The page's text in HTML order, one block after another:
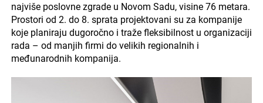
najviše poslovne zgrade u Novom Sadu, visine 76 metara.
Prostori od 2. do 8. sprata projektovani su za kompanije
koje planiraju dugoročno i traže fleksibilnost u organizaciji
rada – od manjih firmi do velikih regionalnih i
međunarodnih kompanija.